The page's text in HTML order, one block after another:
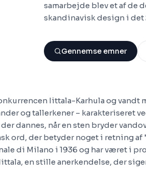
samarbejde blev et af de
skandinavisk design i det
Gennemse emner
Iittala-Karhula og vandt
og tallerkener – karakteriseret
dannes, når en sten bryder
ord, der betyder noget i retning af
di Milano i 1936 og har været i
en stille anerkendelse, der